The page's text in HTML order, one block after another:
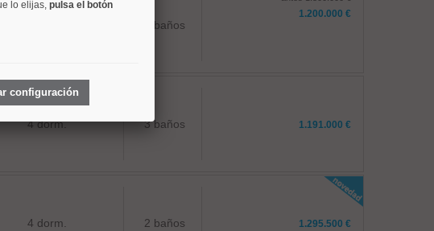
3 baños
1.200.000 €
4 dorm. 3 baños 1.191.000 €
4 dorm. 2 baños 1.295.500 €
lo elijas, pulsa el botón
configuración